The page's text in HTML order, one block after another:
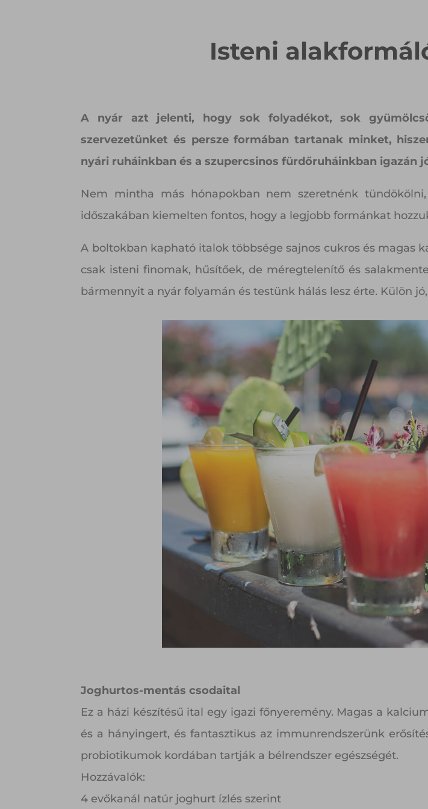
Isteni
A nyár azt jelenti, hogy sok folyadékot, sok
szervezetünket és persze formában tartanak minket,
nyári ruháinkban és a szupercsinos fürdőruháinkban igazán
Nem mintha más hónapokban nem szeretnénk
időszakában kiemelten fontos, hogy a legjobb formánkat
A boltokban kapható italok többsége sajnos cukros és magas
csak isteni finomak, hűsítőek, de méregtelenítő és
bármennyit a nyár folyamán és testünk hálás lesz érte. Külön
Joghurtos-mentás csodaital
Ez a házi készítésű ital egy igazi főnyeremény. Magas a
és a hányingert, és fantasztikus az immunrendszerünk
probiotikumok kordában tartják a bélrendszer egészségét.
Hozzávalók:
4 evőkanál natúr joghurt ízlés szerint